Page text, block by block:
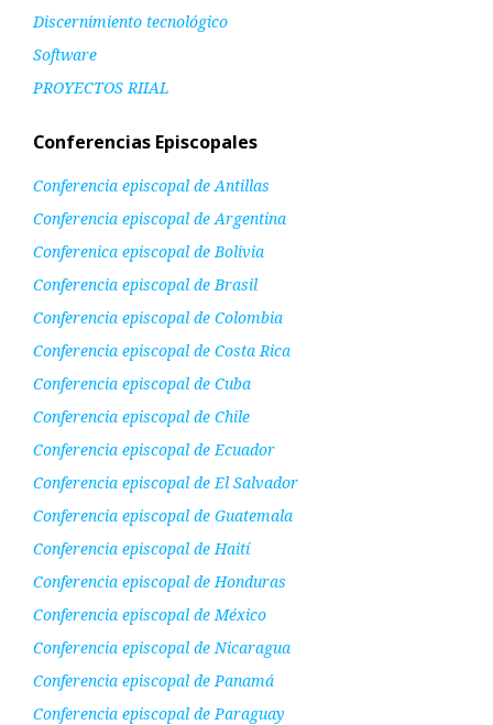
Discernimiento tecnológico
Software
PROYECTOS RIIAL
Conferencias Episcopales
Conferencia episcopal de Antillas
Conferencia episcopal de Argentina
Conferenica episcopal de Bolivia
Conferencia episcopal de Brasil
Conferencia episcopal de Colombia
Conferencia episcopal de Costa Rica
Conferencia episcopal de Cuba
Conferencia episcopal de Chile
Conferencia episcopal de Ecuador
Conferencia episcopal de El Salvador
Conferencia episcopal de Guatemala
Conferencia episcopal de Haití
Conferencia episcopal de Honduras
Conferencia episcopal de México
Conferencia episcopal de Nicaragua
Conferencia episcopal de Panamá
Conferencia episcopal de Paraguay